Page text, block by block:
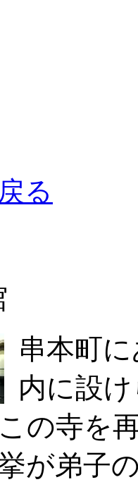
戻る
串本町
内に設
の寺を
が弟子